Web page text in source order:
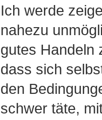
Ich werde
nahezu
gutes Handeln
dass sich
den
schwer täte,